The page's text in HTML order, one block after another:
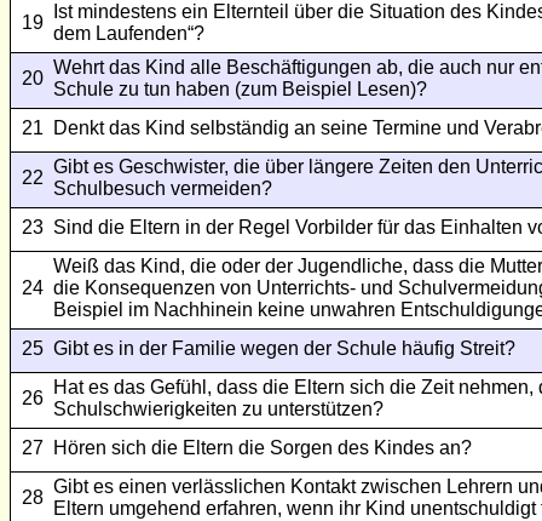
19
Ist mindestens ein Elternteil über die Situation des
dem Laufenden“?
20
Wehrt das Kind alle Beschäftigungen ab, die auch nur
Schule zu tun haben (zum Beispiel Lesen)?
21 Denkt das Kind selbständig an seine Termine und
22
Gibt es Geschwister, die über längere Zeiten den
Schulbesuch vermeiden?
23 Sind die Eltern in der Regel Vorbilder für das Einhalten
24
Weiß das Kind, die oder der Jugendliche, dass die
die Konsequenzen von Unterrichts- und
Beispiel im Nachhinein keine unwahren
25 Gibt es in der Familie wegen der Schule häufig Streit?
26
Hat es das Gefühl, dass die Eltern sich die Zeit nehmen,
Schulschwierigkeiten zu unterstützen?
27
Hören sich die Eltern die Sorgen des Kindes an?
28
Gibt es einen verlässlichen Kontakt zwischen Lehrern
Eltern umgehend erfahren, wenn ihr Kind unentschuldigt